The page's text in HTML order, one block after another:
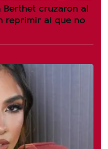
Berthet cruzaron al
reprimir al que no